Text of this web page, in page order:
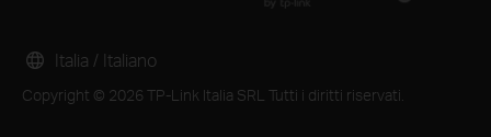
Copyright © 2026 TP-Link Italia SRL Tutti i diritti riservati.
Italia / Italiano